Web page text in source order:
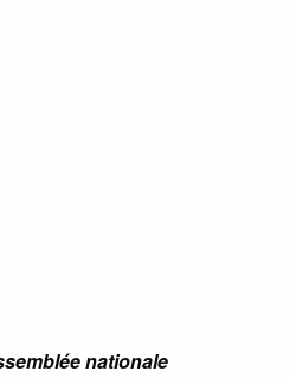
nationale